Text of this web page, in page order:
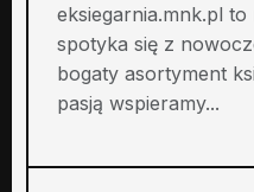
eksiegarnia.mnk.pl
spotyka się z
bogaty asortyment
pasją wspieramy...